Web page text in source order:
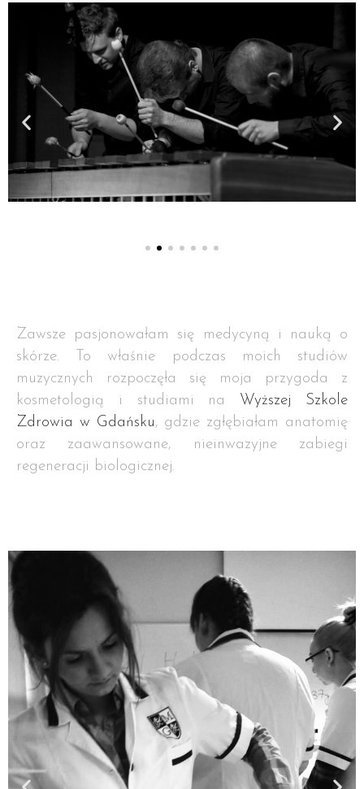
Zawsze pasjonowałam się medycyną i nauką o
skórze. To właśnie podczas moich studiów
muzycznych rozpoczęła się moja przygoda z
kosmetologią i studiami na Wyższej Szkole
Zdrowia w Gdańsku, gdzie zgłębiałam anatomię
oraz zaawansowane, nieinwazyjne zabiegi
regeneracji biologicznej.